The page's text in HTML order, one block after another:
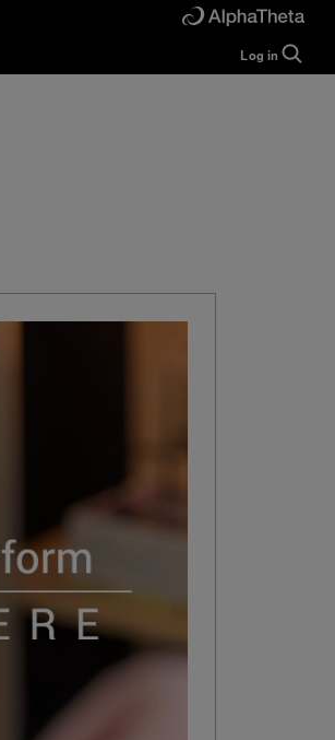
Log in